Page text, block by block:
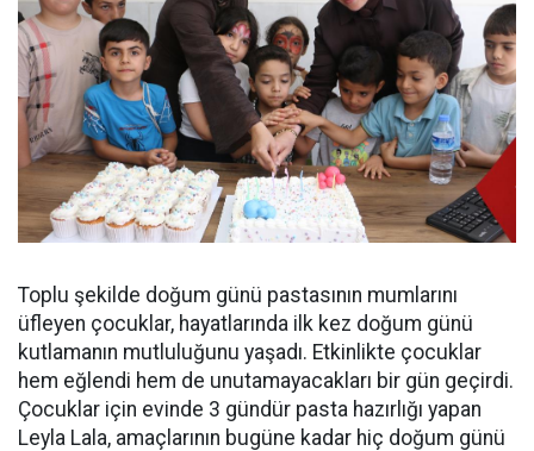
Toplu şekilde doğum günü pastasının mumlarını
üfleyen çocuklar, hayatlarında ilk kez doğum günü
kutlamanın mutluluğunu yaşadı. Etkinlikte çocuklar
hem eğlendi hem de unutamayacakları bir gün geçirdi.
Çocuklar için evinde 3 gündür pasta hazırlığı yapan
Leyla Lala, amaçlarının bugüne kadar hiç doğum günü